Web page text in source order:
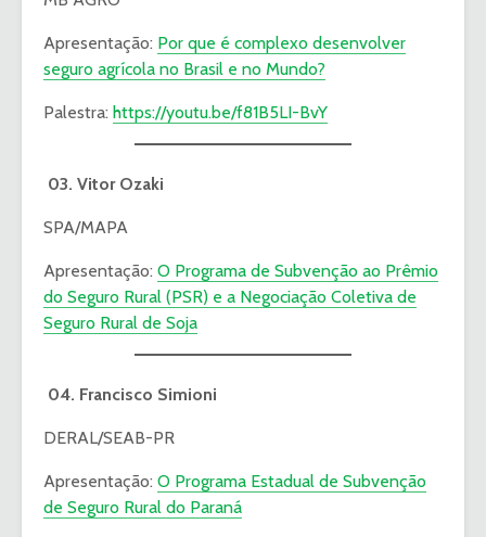
Apresentação: Por que é complexo desenvolver
seguro agrícola no Brasil e no Mundo?
Palestra: https://youtu.be/f81B5LI-BvY
03. Vitor Ozaki
SPA/MAPA
Apresentação: O Programa de Subvenção ao Prêmio
do Seguro Rural (PSR) e a Negociação Coletiva de
Seguro Rural de Soja
04. Francisco Simioni
DERAL/SEAB-PR
Apresentação: O Programa Estadual de Subvenção
de Seguro Rural do Paraná